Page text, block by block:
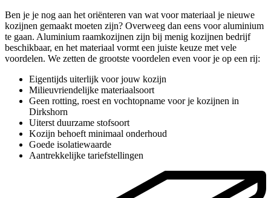
Ben je je nog aan het oriënteren van wat voor materiaal je nieuwe
kozijnen gemaakt moeten zijn? Overweeg dan eens voor aluminium
te gaan. Aluminium raamkozijnen zijn bij menig kozijnen bedrijf
beschikbaar, en het materiaal vormt een juiste keuze met vele
voordelen. We zetten de grootste voordelen even voor je op een rij:
Eigentijds uiterlijk voor jouw kozijn
Milieuvriendelijke materiaalsoort
Geen rotting, roest en vochtopname voor je kozijnen in
Dirkshorn
Uiterst duurzame stofsoort
Kozijn behoeft minimaal onderhoud
Goede isolatiewaarde
Aantrekkelijke tariefstellingen